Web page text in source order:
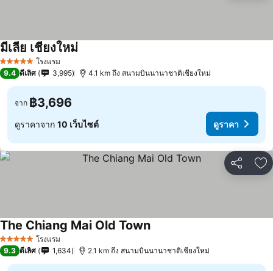
5 ดาว โรงแรม
มีเลีย เชียงใหม่
9.4 ดีเลิศ 3,995 4.1 km ถึง สนามบินนานาชาติเชียงใหม่
จาก ฿3,696
ดูราคาจาก 10 เว็บไซต์ ดูราคา
แชร์ เ
5 ดาว โรงแรม
The Chiang Mai Old Town
9.3 ดีเลิศ 1,634 2.1 km ถึง สนามบินนานาชาติเชียงใหม่